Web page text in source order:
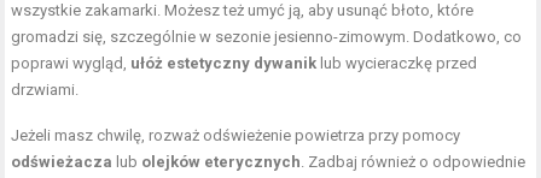
wszystkie zakamarki. Możesz też umyć ją, aby usunąć błoto, które
gromadzi się, szczególnie w sezonie jesienno-zimowym. Dodatkowo, co
poprawi wygląd, ułóż estetyczny dywanik lub wycieraczkę przed
drzwiami.
Jeżeli masz chwilę, rozważ odświeżenie powietrza przy pomocy
odświeżacza lub olejków eterycznych. Zadbaj również o odpowiednie